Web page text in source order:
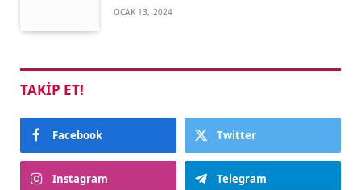
OCAK 13, 2024
TAKIP ET!
Facebook Twitter
Instagram Telegram